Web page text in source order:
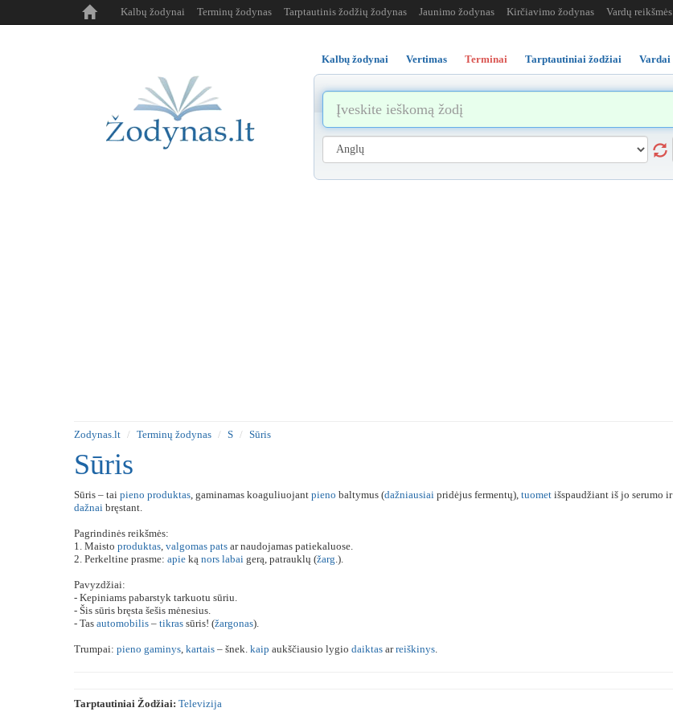
Kalbų žodynai Terminų žodynas Tarptautinis žodžių žodynas Jaunimo žodynas Kirčiavimo žodynas Vardų reikšmės
Kalbų žodynai Vertimas Terminai Tarptautiniai žodžiai Vardai
Zodynas.lt Terminų žodynas S Sūris
Sūris
Sūris – tai pieno produktas, gaminamas koaguliuojant pieno baltymus (dažniausiai pridėjus fermentų), tuomet išspaudžiant iš jo serumo ir
dažnai bręstant.
Pagrindinės reikšmės:
1. Maisto produktas, valgomas pats ar naudojamas patiekaluose.
2. Perkeltine prasme: apie ką nors labai gerą, patrauklų (žarg.).
Pavyzdžiai:
- Kepiniams pabarstyk tarkuotu sūriu.
- Šis sūris bręsta šešis mėnesius.
- Tas automobilis – tikras sūris! (žargonas).
Trumpai: pieno gaminys, kartais – šnek. kaip aukščiausio lygio daiktas arreiškinys.
Tarptautiniai Žodžiai: Televizija